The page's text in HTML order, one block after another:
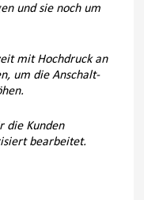
und sie noch um
mit Hochdruck an
um die Anschalt-
die Kunden
bearbeitet.